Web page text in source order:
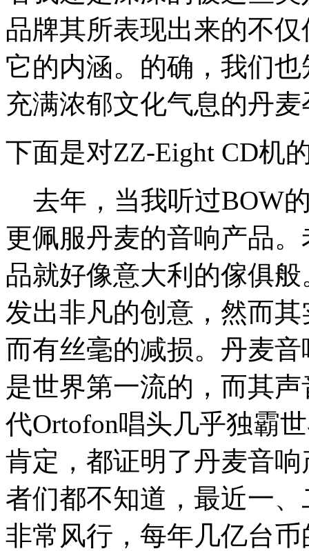
品牌其所表现出来的不
它的内涵。的确，我们
充满浓郁文化气息的丹
下面是对ZZ-Eight CD机
去年，当我听过BOW
更佩服丹麦的音响产品
品就好像意大利的傢俱
发出非凡的创意，然而
而有丝毫的减损。丹麦
是世界第一流的，而其
代Ortofon唱头几乎独霸
肯定，都证明了丹麦音
者们都不知道，最近一
非常风行，每年几亿台